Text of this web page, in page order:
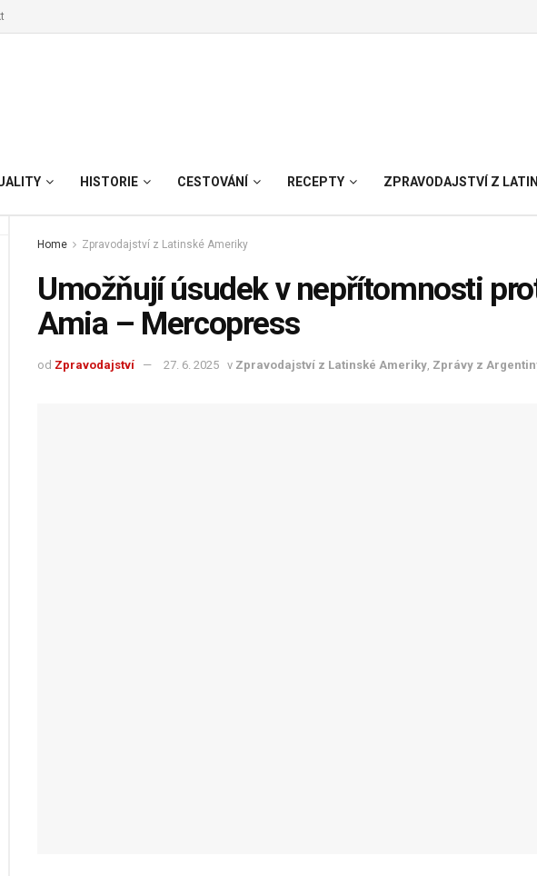
HISTORIE CESTOVÁNÍ RECEPTY ZPRAVODAJSTVÍ Z
Home Zpravodajství z Latinské Ameriky
Umožňují úsudek v nepřítomnosti
Amia – Mercopress
od Zpravodajství 27. 6. 2025 v Zpravodajství z Latinské Ameriky, Zprávy z